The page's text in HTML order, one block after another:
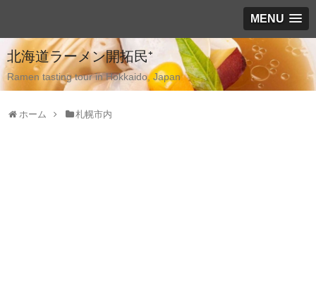
MENU
北海道ラーメン開拓民⁺
Ramen tasting tour in Hokkaido, Japan
ホーム 札幌市内